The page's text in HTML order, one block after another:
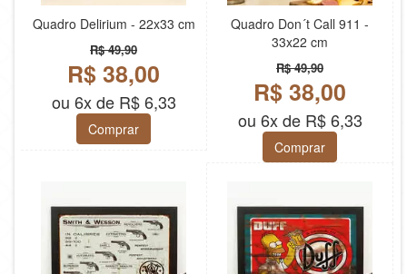
Quadro Delirium - 22x33 cm
R$ 49,90
R$ 38,00
ou 6x de R$ 6,33
Comprar
Quadro Don´t Call 911 -
33x22 cm
R$ 49,90
R$ 38,00
ou 6x de R$ 6,33
Comprar